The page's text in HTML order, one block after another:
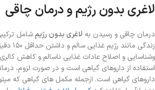
لاغری بدون رژیم و درمان چاقی
درمان چاقی و رسیدن به لاغری بدون رژیمشامل
زندگی
وشناسایی و اصلاح عادات غذایی ناسالم و کاهش
استفاده از داروهای گیاهی است و در صورت لزوم،
داروهای گیاهی است. ازجمله مکمل های گیاهی که